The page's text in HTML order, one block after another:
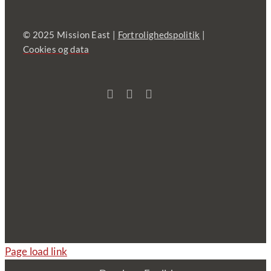
© 2025 Mission East | Fortrolighedspolitik |
Cookies og data
Page load link